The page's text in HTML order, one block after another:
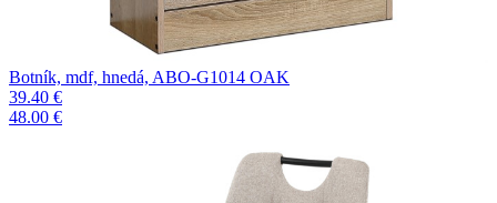
Botník, mdf, hnedá, ABO-G1014 OAK
39.40 €
48.00 €